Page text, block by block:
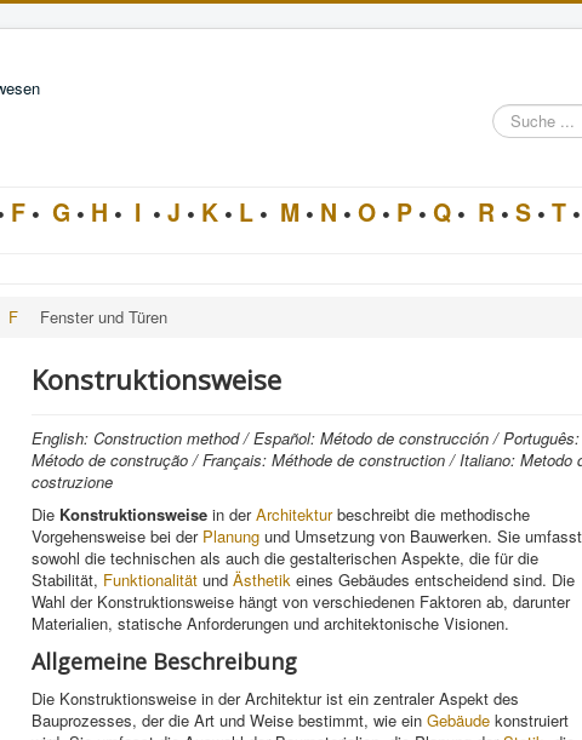
Suche
im
F • G • H • I • J • K • L • M • N • O • P • Q • R • S • T •
F Fenster und Türen
Konstruktionsweise
English: Construction method / Español: Método de construcción / Português:
Método de construção / Français: Méthode de construction / Italiano: Metodo
costruzione
Die Konstruktionsweise in derArchitekturbeschreibt die methodische
Vorgehensweise bei der Planung und Umsetzung von Bauwerken. Sie umfasst
sowohl die technischen als auch die gestalterischen Aspekte, die für die
Stabilität, Funktionalität und Ästhetik eines Gebäudes entscheidend sind. Die
Wahl der Konstruktionsweise hängt von verschiedenen Faktoren ab, darunter
Materialien, statische Anforderungen und architektonische Visionen.
Allgemeine Beschreibung
Die Konstruktionsweise in der Architektur ist ein zentraler Aspekt des
Bauprozesses, der die Art und Weise bestimmt, wie ein Gebäude konstruiert